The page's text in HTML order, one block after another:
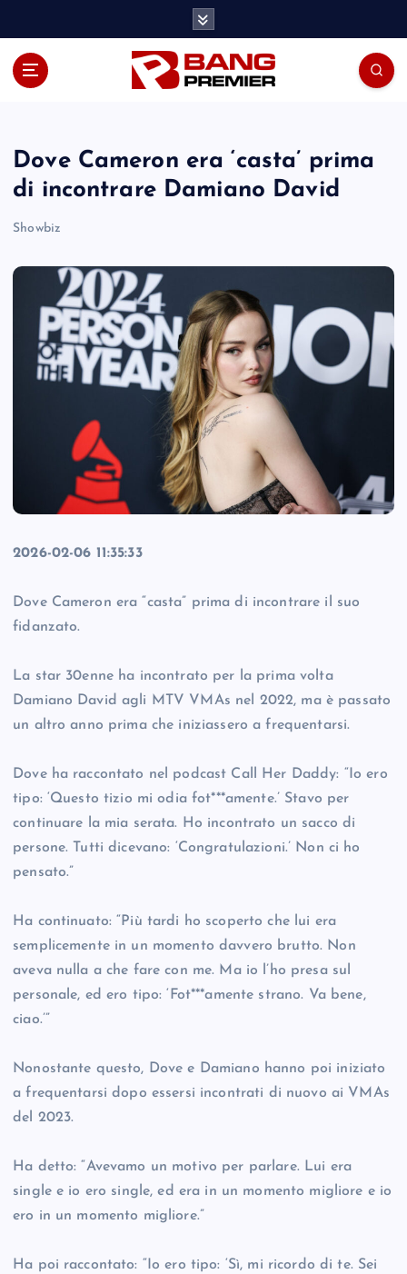
Dove Cameron era ‘casta’ prima
di incontrare Damiano David
Showbiz
2026-02-06 11:35:33
Dove Cameron era “casta” prima di incontrare il suo
fidanzato.
La star 30enne ha incontrato per la prima volta
Damiano David agli MTV VMAs nel 2022, ma è passato
un altro anno prima che iniziassero a frequentarsi.
Dove ha raccontato nel podcast Call Her Daddy: “Io ero
tipo: ‘Questo tizio mi odia fot***amente.’ Stavo per
continuare la mia serata. Ho incontrato un sacco di
persone. Tutti dicevano: ‘Congratulazioni.’ Non ci ho
pensato.”
Ha continuato: “Più tardi ho scoperto che lui era
semplicemente in un momento davvero brutto. Non
aveva nulla a che fare con me. Ma io l’ho presa sul
personale, ed ero tipo: ‘Fot***amente strano. Va bene,
ciao.’”
Nonostante questo, Dove e Damiano hanno poi iniziato
a frequentarsi dopo essersi incontrati di nuovo ai VMAs
del 2023.
Ha detto: “Avevamo un motivo per parlare. Lui era
single e io ero single, ed era in un momento migliore e io
ero in un momento migliore.”
Ha poi raccontato: “Io ero tipo: ‘Sì, mi ricordo di te. Sei